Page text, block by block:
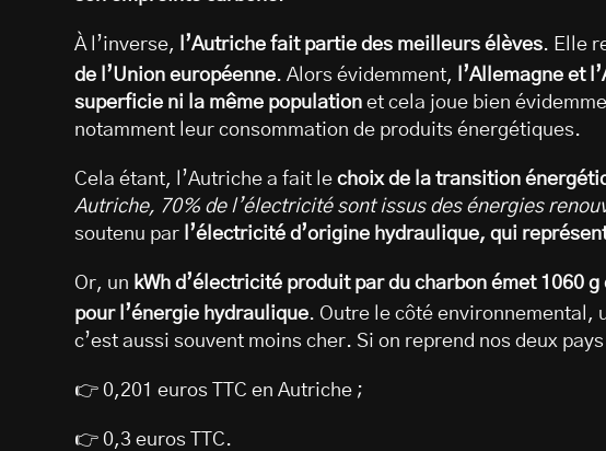
À l’inverse, l’Autriche fait partie des meilleurs élèves. Elle
de l’Union européenne. Alors évidemment,
l’Allemagne et
superficie ni la même population et cela joue bien
notamment leur consommation de produits énergétiques.
Cela étant, l’Autriche a fait le choix de la transition
Autriche, 70% de l’électricité sont issus des énergies
soutenu par l’électricité d’origine hydraulique, qui
Or, un kWh d’électricité produit par du charbon émet 1060 g
pour l’énergie hydraulique. Outre le côté environnemental,
c’est aussi souvent moins cher. Si on reprend nos deux
👉 0,201 euros TTC en Autriche ;
👉 0,3 euros TTC.